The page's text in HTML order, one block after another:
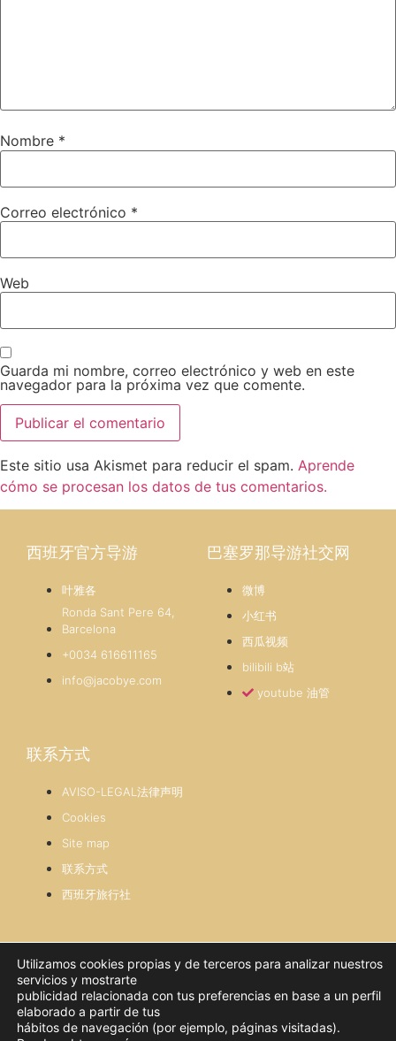
Nombre *
Correo electrónico *
Web
Guarda mi nombre, correo electrónico y web en este
navegador para la próxima vez que comente.
Este sitio usa Akismet para reducir el spam. Aprende
cómo se procesan los datos de tus comentarios.
西班牙官方导游
叶雅各
Ronda Sant Pere 64,
Barcelona
+0034 616611165
info@jacobye.com
巴塞罗那导游社交网
微博
小红书
西瓜视频
bilibili b站
youtube 油管
联系方式
AVISO-LEGAL法律声明
Cookies
Site map
联系方式
西班牙旅行社
社交网
Utilizamos cookies propias y de terceros para analizar nuestros
servicios y mostrarte
publicidad relacionada con tus preferencias en base a un perfil
elaborado a partir de tus
hábitos de navegación (por ejemplo, páginas visitadas).